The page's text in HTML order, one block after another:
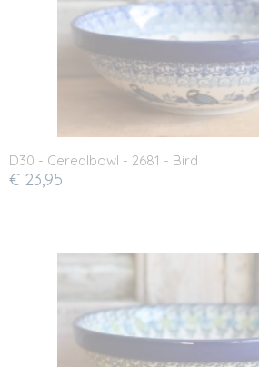
D30 - Cerealbowl - 2681 - Bird
€ 23,95